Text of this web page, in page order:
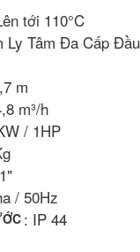
tới 110°C
Ly Tâm Đa Cấp Đầu
m
m³/h
/ 1HP
/ 50Hz
: IP 44